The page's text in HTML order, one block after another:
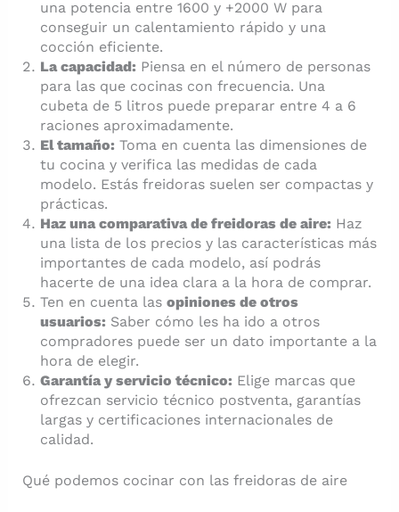
una potencia entre 1600 y +2000 W para
conseguir un calentamiento rápido y una
cocción eficiente.
La capacidad:Piensa en el número de personas
para las que cocinas con frecuencia. Una
cubeta de 5 litros puede preparar entre 4 a 6
raciones aproximadamente.
El tamaño:Toma en cuenta las dimensiones de
tu cocina y verifica las medidas de cada
modelo. Estás freidoras suelen ser compactas y
prácticas.
Haz una comparativa de freidoras de aire:Haz
una lista de los precios y las características más
importantes de cada modelo, así podrás
hacerte de una idea clara a la hora de comprar.
Ten en cuenta las opiniones de otros
usuarios:Saber cómo les ha ido a otros
compradores puede ser un dato importante a la
hora de elegir.
Garantía y servicio técnico:Elige marcas que
ofrezcan servicio técnico postventa, garantías
largas y certificaciones internacionales de
calidad.
Qué podemos cocinar con las freidoras de aire